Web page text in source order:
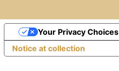
Notice at collection
Your Privacy Choices